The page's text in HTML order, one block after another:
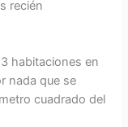
recién
habitaciones en
nada que se
cuadrado del